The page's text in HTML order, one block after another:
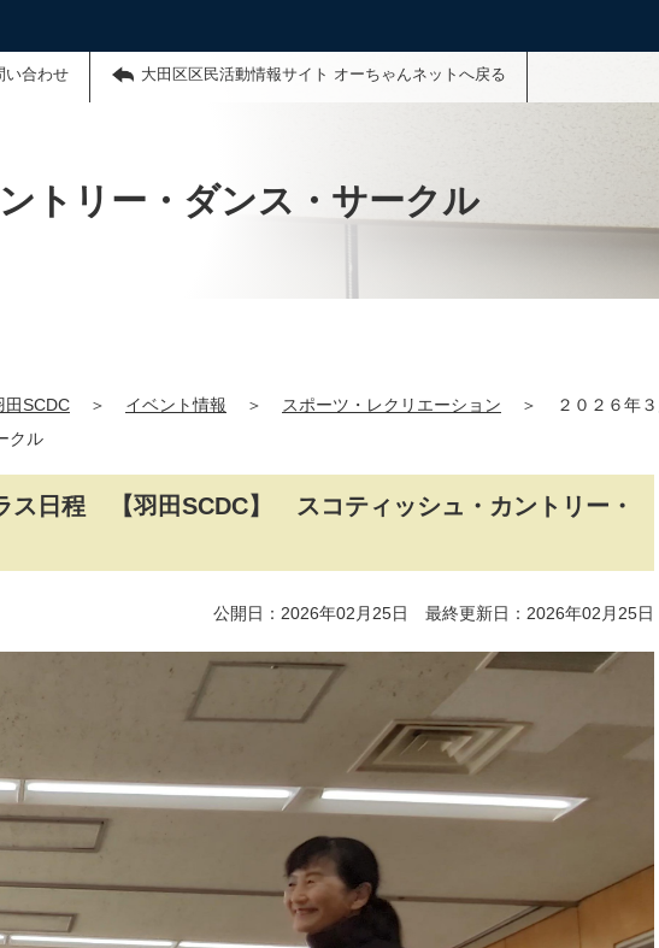
い合わせ 大田区区民活動情報サイト オーちゃんネットへ戻る
トリー・ダンス・サークル
田SCDC ＞ イベント情報 ＞ スポーツ・レクリエーション ＞
２０２６年
クル
ス日程 【羽田SCDC】 スコティッシュ・カントリー・
公開日：2026年02月25日 最終更新日：2026年02月25日